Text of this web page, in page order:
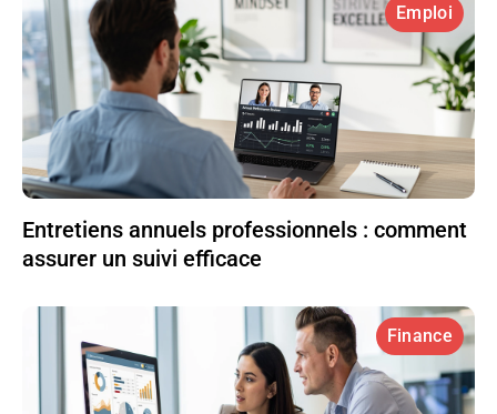
Emploi
Entretiens annuels professionnels : comment
assurer un suivi efficace
Finance